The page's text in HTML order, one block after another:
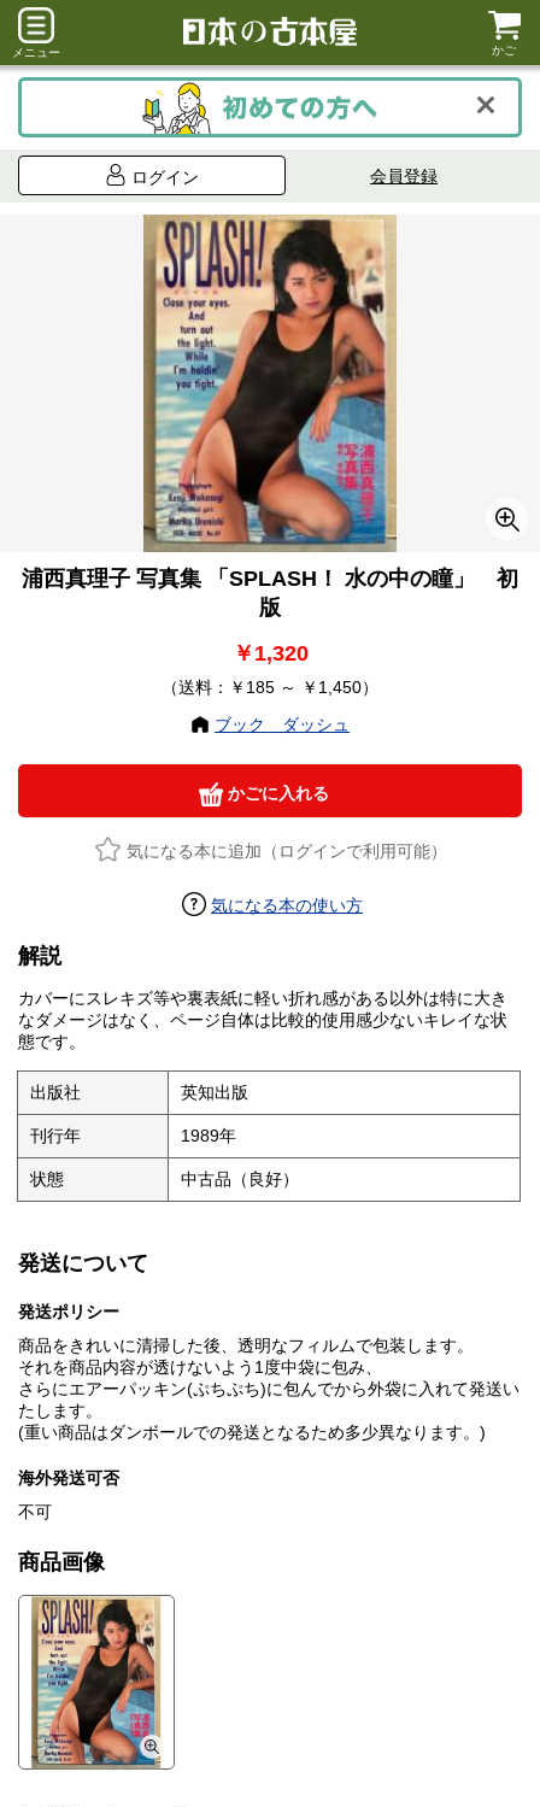
メニュー かご
ログイン 会員登録
浦西真理子 写真集 「SPLASH！ 水の中の瞳」 初
版
￥1,320
（送料：￥185 ～ ￥1,450）
ブック ダッシュ
かごに入れる
気になる本に追加（ログインで利用可能）
気になる本の使い方
解説
カバーにスレキズ等や裏表紙に軽い折れ感がある以外は特に大き
なダメージはなく、ページ自体は比較的使用感少ないキレイな状
態です。
出版社 英知出版
刊行年 1989年
状態 中古品（良好）
発送について
発送ポリシー
商品をきれいに清掃した後、透明なフィルムで包装します。
それを商品内容が透けないよう1度中袋に包み、
さらにエアーパッキン(ぷちぷち)に包んでから外袋に入れて発送い
たします。
(重い商品はダンボールでの発送となるため多少異なります。)
海外発送可否
不可
商品画像